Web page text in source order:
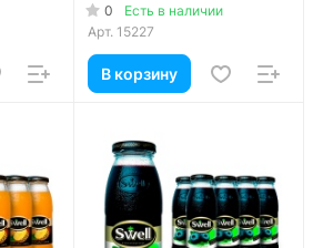
0
Есть в наличии
Арт. 15227
В корзину